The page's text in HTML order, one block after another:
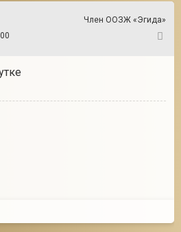
Член ООЗЖ «Эгида»